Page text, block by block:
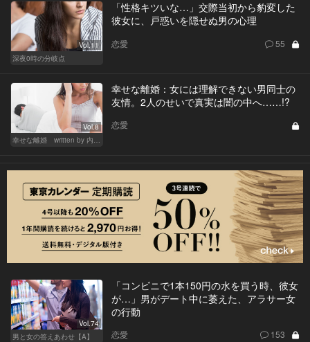
Vol.11
深夜0時の分岐点
「性格キツいな…」交際当初から豹変した
彼女に、戸惑いを隠せぬ男の心理
恋愛 55
Vol.8
幸せな離婚 written by 内埜さくら
幸せな離婚：女には理解できない男同士の
友情。2人のせいで真実は闇の中へ……!?
恋愛
Vol.74
男と女の答えあわせ【A】
「コンビニで1本150円の水を買う時、彼女
が…」男がデート中に萎えた、アラサー女
の行動
恋愛 153